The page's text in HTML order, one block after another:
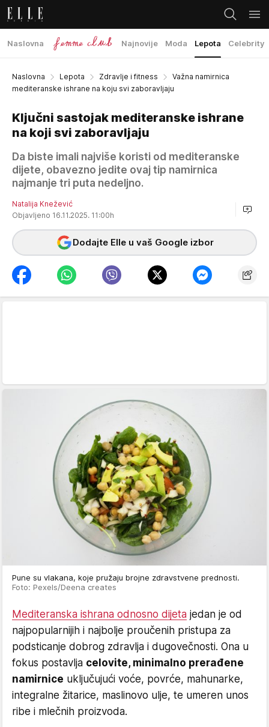
Naslovna Najnovije Moda Lepota Celebrity
Naslovna Lepota Zdravlje i fitness
Važna namirnica
mediteranske ishrane na koju svi zaboravljaju
Ključni sastojak mediteranske ishrane
na koji svi zaboravljaju
Da biste imali najviše koristi od mediteranske
dijete, obavezno jedite ovaj tip namirnica
najmanje tri puta nedeljno.
Natalija Knežević
Objavljeno 16.11.2025. 11:00h
Dodajte Elle u vaš Google izbor
Pune su vlakana, koje pružaju brojne zdravstvene prednosti.
Foto: Pexels/Deena creates
Mediteranska ishrana odnosno dijeta jedan je od
najpopularnijih i najbolje proučenih pristupa za
podsticanje dobrog zdravlja i dugovečnosti. Ona u
fokus postavlja celovite, minimalno prerađene
namirnice uključujući voće, povrće, mahunarke,
integralne žitarice, maslinovo ulje, te umeren unos
ribe i mlečnih proizvoda.